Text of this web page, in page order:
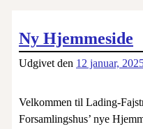
Ny Hjemmeside
Udgivet den 12 januar,
Velkommen til Lading-
Forsamlingshus’ nye